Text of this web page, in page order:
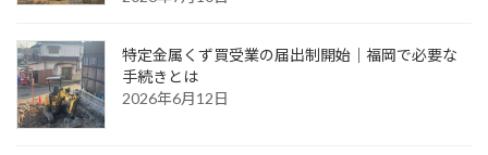
特定金属くず買受業の届出制開始｜福岡で必要な
手続きとは
2026年6月12日